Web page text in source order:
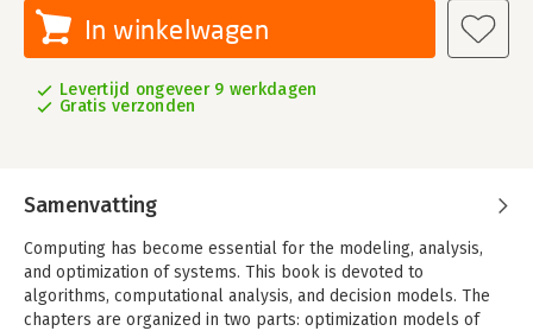
In winkelwagen
Levertijd ongeveer 9 werkdagen
Gratis verzonden
Samenvatting
Computing has become essential for the modeling, analysis,
and optimization of systems. This book is devoted to
algorithms, computational analysis, and decision models. The
chapters are organized in two parts: optimization models of